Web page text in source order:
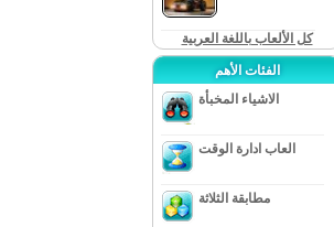
كل الألعاب باللغة العربية
الفئات الأهم
الاشياء المخبأة
العاب ادارة الوقت
مطابقة الثلاثة